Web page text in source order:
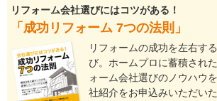
リフォーム会社選びにはコツがある！
「成功リフォーム 7つの法則」
リフォームの成功を左右す
び。ホームプロに蓄積され
ォーム会社選びのノウハウ
社紹介をお申込みいただい